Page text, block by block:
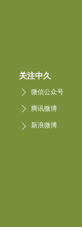
关注中久
微信公众号
腾讯微博
新浪微博